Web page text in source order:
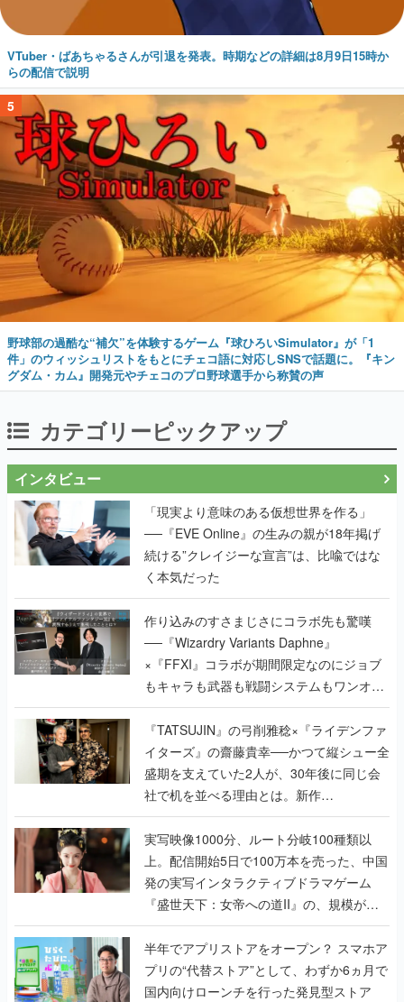
VTuber・ばあちゃるさんが引退を発表。時期などの詳細は8月9日15時か
らの配信で説明
5
野球部の過酷な“補欠”を体験するゲーム『球ひろいSimulator』が「1
件」のウィッシュリストをもとにチェコ語に対応しSNSで話題に。『キン
グダム・カム』開発元やチェコのプロ野球選手から称賛の声
カテゴリーピックアップ
インタビュー
「現実より意味のある仮想世界を作る」
──『EVE Online』の生みの親が18年掲げ
続ける”クレイジーな宣言”は、比喩ではな
く本気だった
作り込みのすさまじさにコラボ先も驚嘆
──『Wizardry Variants Daphne』
×『FFXI』コラボが期間限定なのにジョブ
もキャラも武器も戦闘システムもワンオフ
で作り込まれた理由を両ディレクターに聞
く
『TATSUJIN』の弓削雅稔×『ライデンファ
イターズ』の齋藤貴幸──かつて縦シュー全
盛期を支えていた2人が、30年後に同じ会
社で机を並べる理由とは。新作
『TATSUJIN EXTREME』で初タッグを組
んだレジェンド2人に訊く開発秘話
実写映像1000分、ルート分岐100種類以
上。配信開始5日で100万本を売った、中国
発の実写インタラクティブドラマゲーム
『盛世天下：女帝への道II』の、規模が違
うこだわりをプロデューサーに聞いた
半年でアプリストアをオープン？ スマホア
プリの“代替ストア”として、わずか6ヵ月で
国内向けローンチを行った発見型ストア